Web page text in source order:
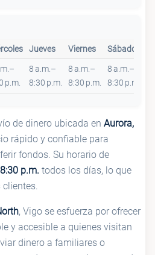
Jueves Viernes Sábado
p.m.
8 a.m.–
8:30 p.m.
8 a.m.–
8:30 p.m.
8 a.m.–
8:30 p.m.
de dinero ubicada en Aurora,
rápido y confiable para
fondos. Su horario de
p.m. todos los días, lo que
, Vigo se esfuerza por ofrecer
y accesible a quienes visitan
dinero a familiares o